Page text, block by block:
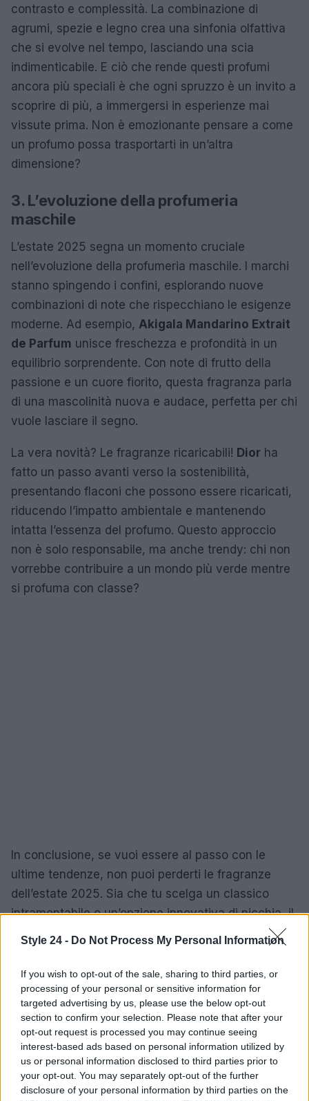
Style 24 - Do Not Process My Personal Information
If you wish to opt-out of the sale, sharing to third parties, or
processing of your personal or sensitive information for
targeted advertising by us, please use the below opt-out
section to confirm your selection. Please note that after your
opt-out request is processed you may continue seeing
interest-based ads based on personal information utilized by
us or personal information disclosed to third parties prior to
your opt-out. You may separately opt-out of the further
disclosure of your personal information by third parties on the
contrasto e complessità. La combinazione di
agrumi, spezie e legno crea una sinfonia olfattiva
che si evolve nel tempo, lasciando una scia
indimenticabile. E ciò che rende questi profumi
ancora più speciali è che ogni spruzzo è un invito a
scoprire di più, a immergersi in esperienze mai
vissute prima. Non è emozionante pensare a come
un profumo possa trasportarti in un’altra
dimensione?
3. L’evoluzione della profumeria
maschile
L’estate 2025 segna un momento cruciale
nell’evoluzione della profumeria maschile. I marchi
stanno spingendo i confini, esplorando nuove
combinazioni di note che rispecchiano le esigenze
moderne. Ad esempio, Akigala Mandarino Extrait
de Parfum unisce freschezza e profondità in un
equilibrio sorprendente. Con note di frutto della
passione e un cuore fiorito, questa fragranza parla
di una mascolinità nuova e audace, perfetta per chi
vuole lasciare il segno.
La vera novità? Le fragranze ricaricabili! Dior ha
fatto un passo avanti verso la sostenibilità,
presentando flaconi che possono essere ricaricati,
riducendo l’impatto ambientale e mantenendo
intatta l’essenza del profumo. Questo approccio
non è solo responsabile, ma anche trendy: chi non
vorrebbe contribuire a un mondo più verde mentre
si profuma con classe?
In conclusione, se vuoi essere al passo con le
ultime tendenze, non puoi perderti le fragranze
dell’estate 2025. Sia che tu scelga un classico
intramontabile o un’opzione innovativa di nicchia, il
Rimanere aggiornati sulle novità olfattive non è mai
stato così avvincente! Sei pronto a scoprire il tuo
nuovo profumo preferito?
AUTORE
Staff